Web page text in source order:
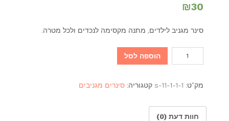
₪30
סינר מגניב לילדים, מתנה מקסימה לנכדים ולכל מטרה.
כמות
של
חתולים
חרדל
הוספה לסל
מק"ט: s-11-1-1-1 קטגוריה: סינרים מגניבים
חוות דעת (0)